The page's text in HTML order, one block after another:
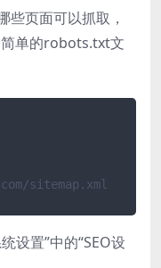
页面可以抓取，
单的robots.txt文
sitemap.xml
设置”中的“SEO设